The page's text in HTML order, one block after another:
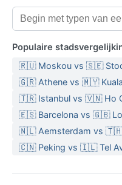
Populaire
🇷🇺 Moskou vs 🇸🇪
🇬🇷 Athene vs 🇲🇾
🇹🇷 Istanbul vs 🇻🇳 Ho
🇪🇸 Barcelona vs 🇬🇧
🇳🇱 Aemsterdam vs 🇹🇭
🇨🇳 Peking vs 🇮🇱 Tel